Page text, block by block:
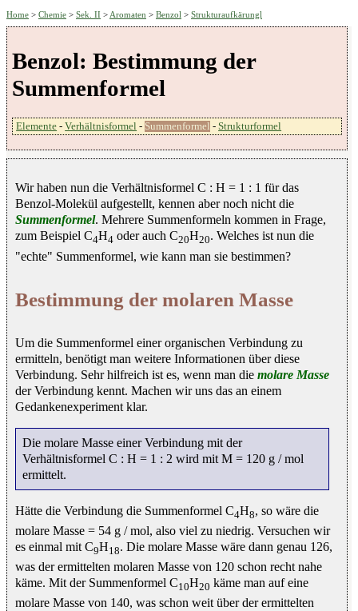
Home > Chemie > Sek. II > Aromaten > Benzol > Strukturaufkärungl
Benzol: Bestimmung der
Summenformel
Elemente -Verhältnisformel - Summenformel -Strukturformel
Wir haben nun die Verhältnisformel C : H = 1 : 1 für das
Benzol-Molekül aufgestellt, kennen aber noch nicht die
Summenformel. Mehrere Summenformeln kommen in Frage,
zum Beispiel C4H4 oder auch C20H20. Welches ist nun die
"echte" Summenformel, wie kann man sie bestimmen?
Bestimmung der molaren Masse
Um die Summenformel einer organischen Verbindung zu
ermitteln, benötigt man weitere Informationen über diese
Verbindung. Sehr hilfreich ist es, wenn man die molare Masse
der Verbindung kennt. Machen wir uns das an einem
Gedankenexperiment klar.
Die molare Masse einer Verbindung mit der
Verhältnisformel C : H = 1 : 2 wird mit M = 120 g / mol
ermittelt.
Hätte die Verbindung die Summenformel C4H8, so wäre die
molare Masse = 54 g / mol, also viel zu niedrig. Versuchen wir
es einmal mit C9H18. Die molare Masse wäre dann genau 126,
was der ermittelten molaren Masse von 120 schon recht nahe
käme. Mit der Summenformel C10H20 käme man auf eine
molare Masse von 140, was schon weit über der ermittelten